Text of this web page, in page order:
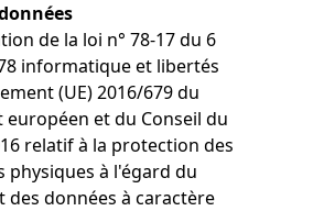
de la loi n° 78-17 du 6
informatique et libertés
(UE) 2016/679 du
européen et du Conseil du
relatif à la protection des
physiques à l'égard du
des données à caractère